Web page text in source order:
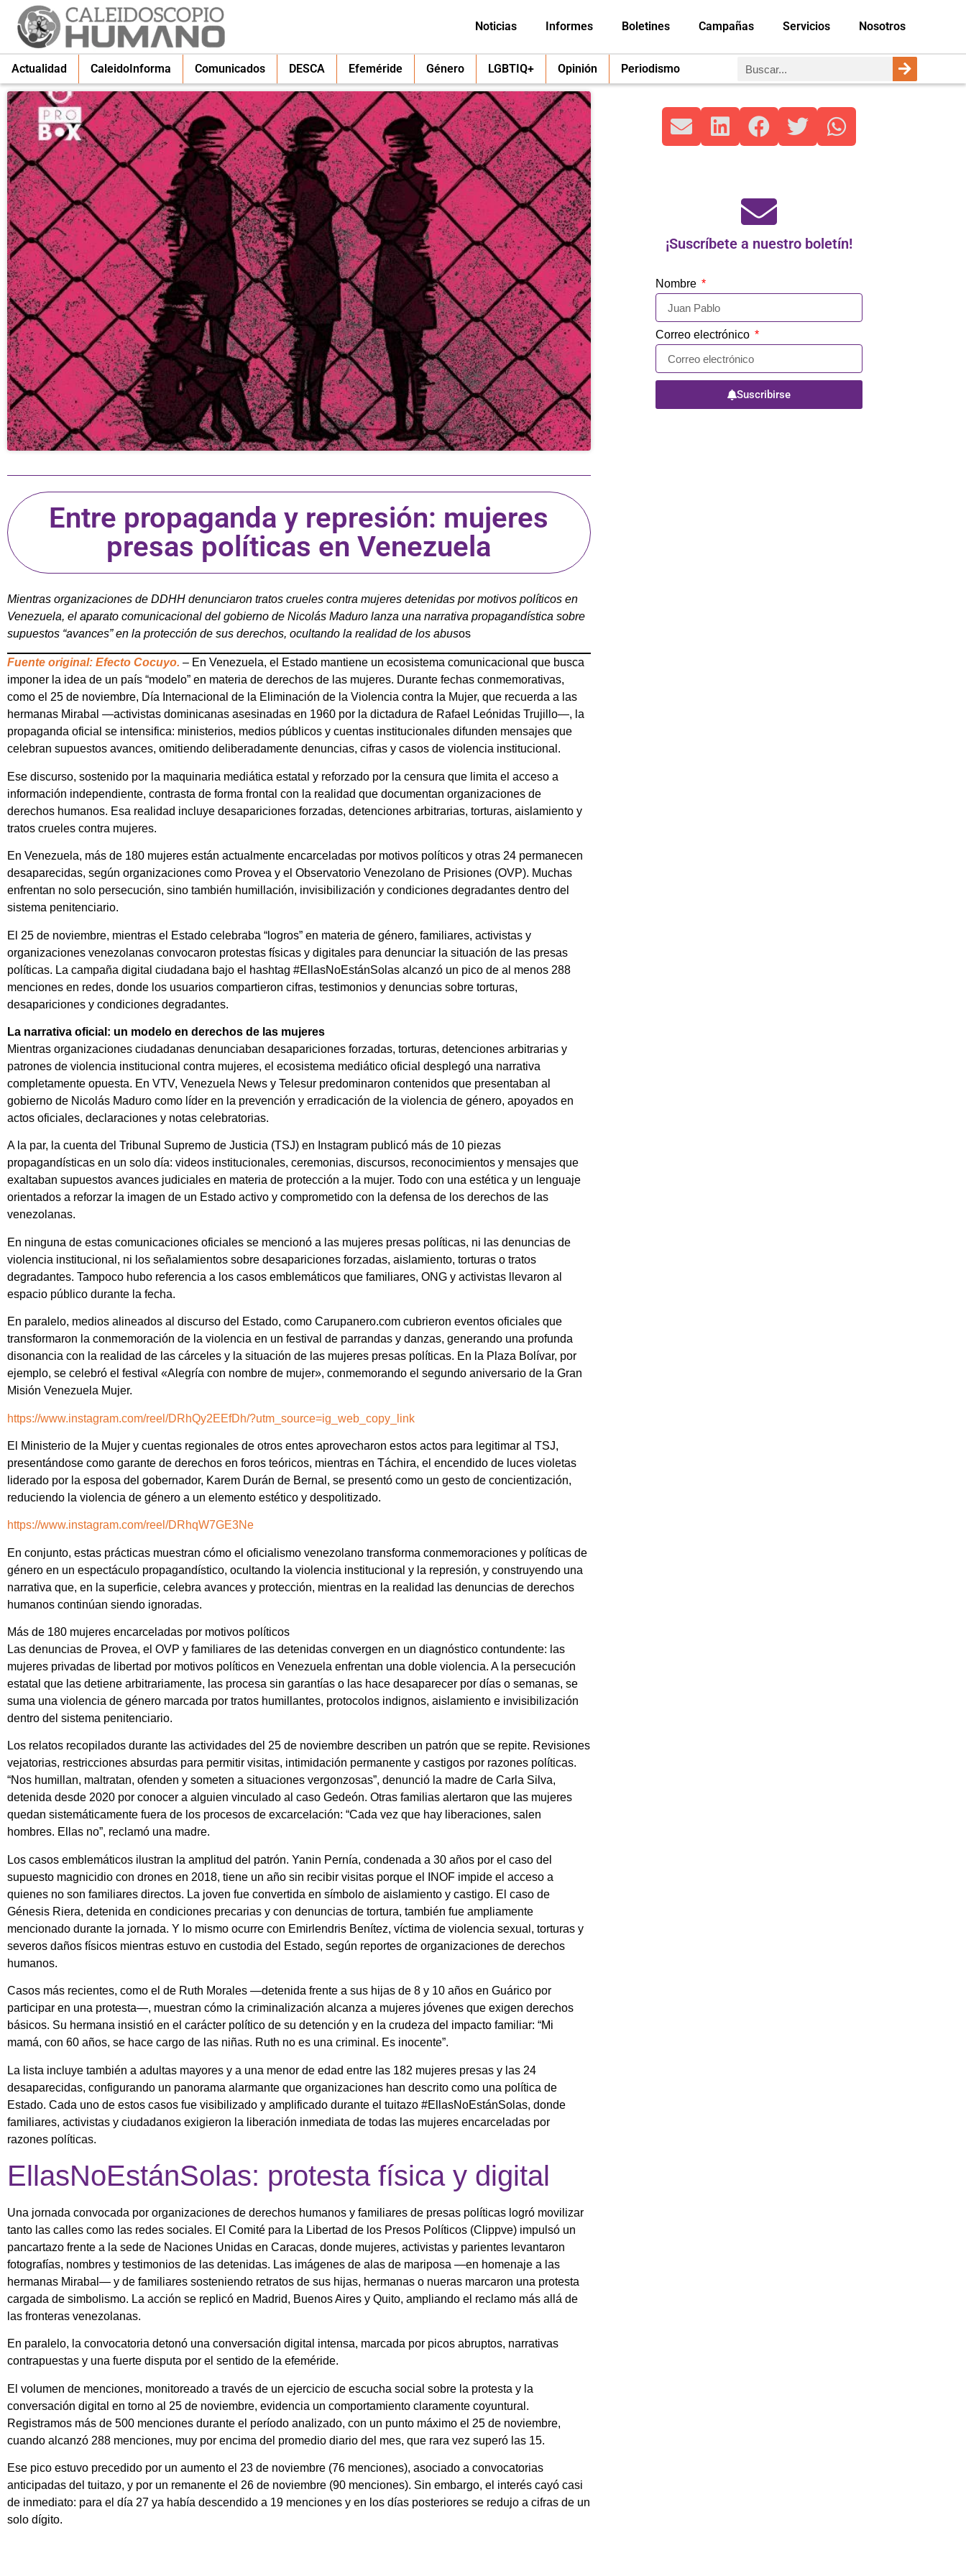
Noticias Informes Boletines Campañas Servicios Nosotros
Actualidad CaleidoInforma Comunicados DESCA Efeméride Género LGBTIQ+ Opinión Periodismo
Entre propaganda y represión: mujeres
presas políticas en Venezuela
Mientras organizaciones de DDHH denunciaron tratos crueles contra mujeres detenidas por motivos políticos en
Venezuela, el aparato comunicacional del gobierno de Nicolás Maduro lanza una narrativa propagandística sobre
supuestos “avances” en la protección de sus derechos, ocultando la realidad de los abusos
Fuente original: Efecto Cocuyo. – En Venezuela, el Estado mantiene un ecosistema comunicacional que busca
imponer la idea de un país “modelo” en materia de derechos de las mujeres. Durante fechas conmemorativas,
como el 25 de noviembre, Día Internacional de la Eliminación de la Violencia contra la Mujer, que recuerda a las
hermanas Mirabal —activistas dominicanas asesinadas en 1960 por la dictadura de Rafael Leónidas Trujillo—, la
propaganda oficial se intensifica: ministerios, medios públicos y cuentas institucionales difunden mensajes que
celebran supuestos avances, omitiendo deliberadamente denuncias, cifras y casos de violencia institucional.
Ese discurso, sostenido por la maquinaria mediática estatal y reforzado por la censura que limita el acceso a
información independiente, contrasta de forma frontal con la realidad que documentan organizaciones de
derechos humanos. Esa realidad incluye desapariciones forzadas, detenciones arbitrarias, torturas, aislamiento y
tratos crueles contra mujeres.
En Venezuela, más de 180 mujeres están actualmente encarceladas por motivos políticos y otras 24 permanecen
desaparecidas, según organizaciones como Provea y el Observatorio Venezolano de Prisiones (OVP). Muchas
enfrentan no solo persecución, sino también humillación, invisibilización y condiciones degradantes dentro del
sistema penitenciario.
El 25 de noviembre, mientras el Estado celebraba “logros” en materia de género, familiares, activistas y
organizaciones venezolanas convocaron protestas físicas y digitales para denunciar la situación de las presas
políticas. La campaña digital ciudadana bajo el hashtag #EllasNoEstánSolas alcanzó un pico de al menos 288
menciones en redes, donde los usuarios compartieron cifras, testimonios y denuncias sobre torturas,
desapariciones y condiciones degradantes.
La narrativa oficial: un modelo en derechos de las mujeres
Mientras organizaciones ciudadanas denunciaban desapariciones forzadas, torturas, detenciones arbitrarias y
patrones de violencia institucional contra mujeres, el ecosistema mediático oficial desplegó una narrativa
completamente opuesta. En VTV, Venezuela News y Telesur predominaron contenidos que presentaban al
gobierno de Nicolás Maduro como líder en la prevención y erradicación de la violencia de género, apoyados en
actos oficiales, declaraciones y notas celebratorias.
A la par, la cuenta del Tribunal Supremo de Justicia (TSJ) en Instagram publicó más de 10 piezas
propagandísticas en un solo día: videos institucionales, ceremonias, discursos, reconocimientos y mensajes que
exaltaban supuestos avances judiciales en materia de protección a la mujer. Todo con una estética y un lenguaje
orientados a reforzar la imagen de un Estado activo y comprometido con la defensa de los derechos de las
venezolanas.
En ninguna de estas comunicaciones oficiales se mencionó a las mujeres presas políticas, ni las denuncias de
violencia institucional, ni los señalamientos sobre desapariciones forzadas, aislamiento, torturas o tratos
degradantes. Tampoco hubo referencia a los casos emblemáticos que familiares, ONG y activistas llevaron al
espacio público durante la fecha.
En paralelo, medios alineados al discurso del Estado, como Carupanero.com cubrieron eventos oficiales que
transformaron la conmemoración de la violencia en un festival de parrandas y danzas, generando una profunda
disonancia con la realidad de las cárceles y la situación de las mujeres presas políticas. En la Plaza Bolívar, por
ejemplo, se celebró el festival «Alegría con nombre de mujer», conmemorando el segundo aniversario de la Gran
Misión Venezuela Mujer.
https://www.instagram.com/reel/DRhQy2EEfDh/?utm_source=ig_web_copy_link
El Ministerio de la Mujer y cuentas regionales de otros entes aprovecharon estos actos para legitimar al TSJ,
presentándose como garante de derechos en foros teóricos, mientras en Táchira, el encendido de luces violetas
liderado por la esposa del gobernador, Karem Durán de Bernal, se presentó como un gesto de concientización,
reduciendo la violencia de género a un elemento estético y despolitizado.
https://www.instagram.com/reel/DRhqW7GE3Ne
En conjunto, estas prácticas muestran cómo el oficialismo venezolano transforma conmemoraciones y políticas de
género en un espectáculo propagandístico, ocultando la violencia institucional y la represión, y construyendo una
narrativa que, en la superficie, celebra avances y protección, mientras en la realidad las denuncias de derechos
humanos continúan siendo ignoradas.
Más de 180 mujeres encarceladas por motivos políticos
Las denuncias de Provea, el OVP y familiares de las detenidas convergen en un diagnóstico contundente: las
mujeres privadas de libertad por motivos políticos en Venezuela enfrentan una doble violencia. A la persecución
estatal que las detiene arbitrariamente, las procesa sin garantías o las hace desaparecer por días o semanas, se
suma una violencia de género marcada por tratos humillantes, protocolos indignos, aislamiento e invisibilización
dentro del sistema penitenciario.
Los relatos recopilados durante las actividades del 25 de noviembre describen un patrón que se repite. Revisiones
vejatorias, restricciones absurdas para permitir visitas, intimidación permanente y castigos por razones políticas.
“Nos humillan, maltratan, ofenden y someten a situaciones vergonzosas”, denunció la madre de Carla Silva,
detenida desde 2020 por conocer a alguien vinculado al caso Gedeón. Otras familias alertaron que las mujeres
quedan sistemáticamente fuera de los procesos de excarcelación: “Cada vez que hay liberaciones, salen
hombres. Ellas no”, reclamó una madre.
Los casos emblemáticos ilustran la amplitud del patrón. Yanin Pernía, condenada a 30 años por el caso del
supuesto magnicidio con drones en 2018, tiene un año sin recibir visitas porque el INOF impide el acceso a
quienes no son familiares directos. La joven fue convertida en símbolo de aislamiento y castigo. El caso de
Génesis Riera, detenida en condiciones precarias y con denuncias de tortura, también fue ampliamente
mencionado durante la jornada. Y lo mismo ocurre con Emirlendris Benítez, víctima de violencia sexual, torturas y
severos daños físicos mientras estuvo en custodia del Estado, según reportes de organizaciones de derechos
humanos.
Casos más recientes, como el de Ruth Morales —detenida frente a sus hijas de 8 y 10 años en Guárico por
participar en una protesta—, muestran cómo la criminalización alcanza a mujeres jóvenes que exigen derechos
básicos. Su hermana insistió en el carácter político de su detención y en la crudeza del impacto familiar: “Mi
mamá, con 60 años, se hace cargo de las niñas. Ruth no es una criminal. Es inocente”.
La lista incluye también a adultas mayores y a una menor de edad entre las 182 mujeres presas y las 24
desaparecidas, configurando un panorama alarmante que organizaciones han descrito como una política de
Estado. Cada uno de estos casos fue visibilizado y amplificado durante el tuitazo #EllasNoEstánSolas, donde
familiares, activistas y ciudadanos exigieron la liberación inmediata de todas las mujeres encarceladas por
razones políticas.
EllasNoEstánSolas: protesta física y digital
Una jornada convocada por organizaciones de derechos humanos y familiares de presas políticas logró movilizar
tanto las calles como las redes sociales. El Comité para la Libertad de los Presos Políticos (Clippve) impulsó un
pancartazo frente a la sede de Naciones Unidas en Caracas, donde mujeres, activistas y parientes levantaron
fotografías, nombres y testimonios de las detenidas. Las imágenes de alas de mariposa —en homenaje a las
hermanas Mirabal— y de familiares sosteniendo retratos de sus hijas, hermanas o nueras marcaron una protesta
cargada de simbolismo. La acción se replicó en Madrid, Buenos Aires y Quito, ampliando el reclamo más allá de
las fronteras venezolanas.
En paralelo, la convocatoria detonó una conversación digital intensa, marcada por picos abruptos, narrativas
contrapuestas y una fuerte disputa por el sentido de la efeméride.
El volumen de menciones, monitoreado a través de un ejercicio de escucha social sobre la protesta y la
conversación digital en torno al 25 de noviembre, evidencia un comportamiento claramente coyuntural.
Registramos más de 500 menciones durante el período analizado, con un punto máximo el 25 de noviembre,
cuando alcanzó 288 menciones, muy por encima del promedio diario del mes, que rara vez superó las 15.
Ese pico estuvo precedido por un aumento el 23 de noviembre (76 menciones), asociado a convocatorias
anticipadas del tuitazo, y por un remanente el 26 de noviembre (90 menciones). Sin embargo, el interés cayó casi
de inmediato: para el día 27 ya había descendido a 19 menciones y en los días posteriores se redujo a cifras de un
solo dígito.
¡Suscríbete a nuestro boletín!
Nombre
Correo electrónico
Suscribirse